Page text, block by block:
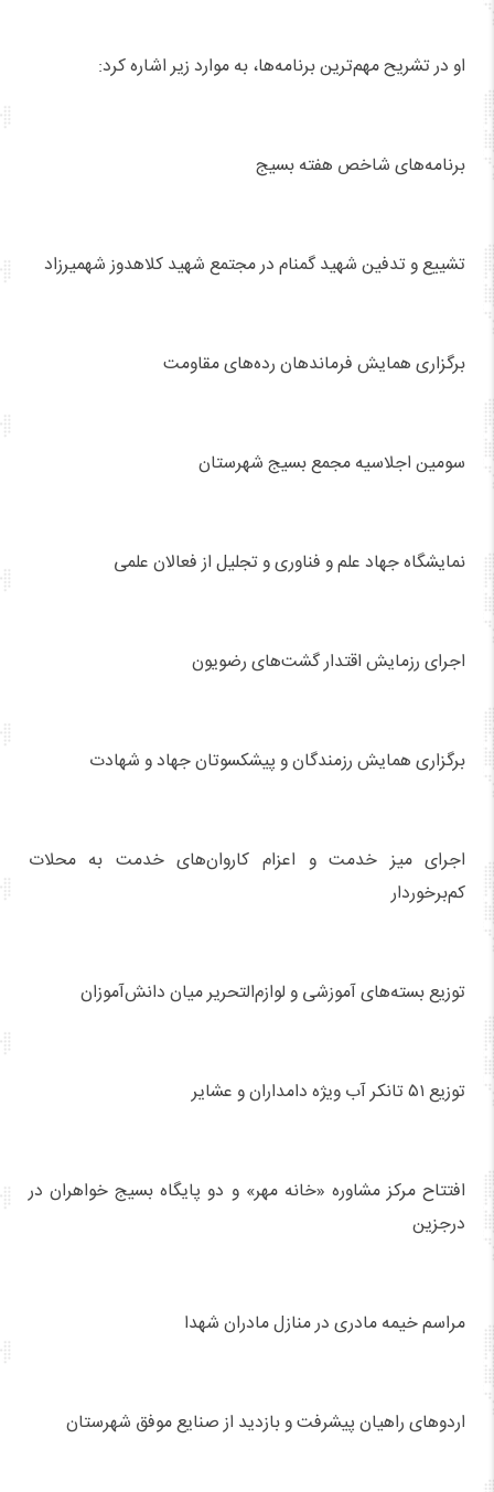
او در تشریح مهم‌ترین برنامه‌ها، به موارد زیر اشاره کرد:
برنامه‌های شاخص هفته بسیج
تشییع و تدفین شهید گمنام در مجتمع شهید کلاهدوز شهمیرزاد
برگزاری همایش فرماندهان رده‌های مقاومت
سومین اجلاسیه مجمع بسیج شهرستان
نمایشگاه جهاد علم و فناوری و تجلیل از فعالان علمی
اجرای رزمایش اقتدار گشت‌های رضویون
برگزاری همایش رزمندگان و پیشکسوتان جهاد و شهادت
اجرای میز خدمت و اعزام کاروان‌های خدمت به محلات
کم‌برخوردار
توزیع بسته‌های آموزشی و لوازم‌التحریر میان دانش‌آموزان
توزیع ۵۱ تانکر آب ویژه دامداران و عشایر
افتتاح مرکز مشاوره «خانه مهر» و دو پایگاه بسیج خواهران در
درجزین
مراسم خیمه مادری در منازل مادران شهدا
اردوهای راهیان پیشرفت و بازدید از صنایع موفق شهرستان